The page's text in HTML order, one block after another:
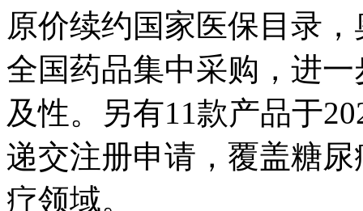
原价续约国家医保目录
全国药品集中采购，进
及性。另有11款产品于
递交注册申请，覆盖糖
疗领域。